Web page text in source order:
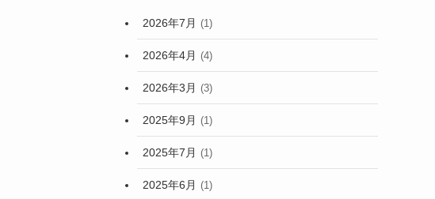
2026年7月 (1)
2026年4月 (4)
2026年3月 (3)
2025年9月 (1)
2025年7月 (1)
2025年6月 (1)